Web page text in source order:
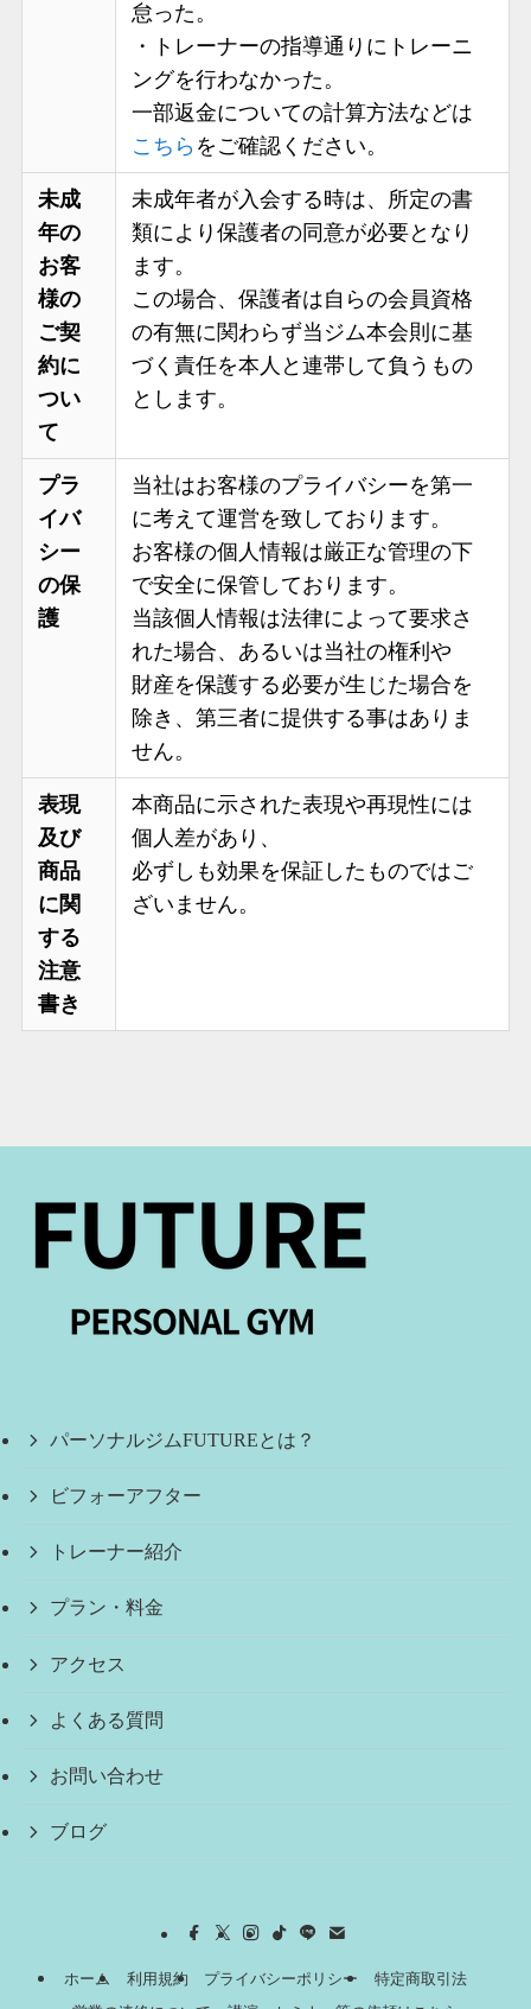
怠った。
・トレーナーの指導通りにトレーニ
ングを行わなかった。
一部返金についての計算方法などは
こちら をご確認ください。
未成
年の
お客
様の
ご契
約に
つい
て
未成年者が入会する時は、所定の書
類により保護者の同意が必要となり
ます。
この場合、保護者は自らの会員資格
の有無に関わらず当ジム本会則に基
づく責任を本人と連帯して負うもの
とします。
プラ
イバ
シー
の保
護
当社はお客様のプライバシーを第一
に考えて運営を致しております。
お客様の個人情報は厳正な管理の下
で安全に保管しております。
当該個人情報は法律によって要求さ
れた場合、あるいは当社の権利や
財産を保護する必要が生じた場合を
除き、第三者に提供する事はありま
せん。
表現
及び
商品
に関
する
注意
書き
本商品に示された表現や再現性には
個人差があり、
必ずしも効果を保証したものではご
ざいません。
パーソナルジムFUTUREとは？
ビフォーアフター
トレーナー紹介
プラン・料金
アクセス
よくある質問
お問い合わせ
ブログ
ホーム 利用規約 プライバシーポリシー
特定商取引法